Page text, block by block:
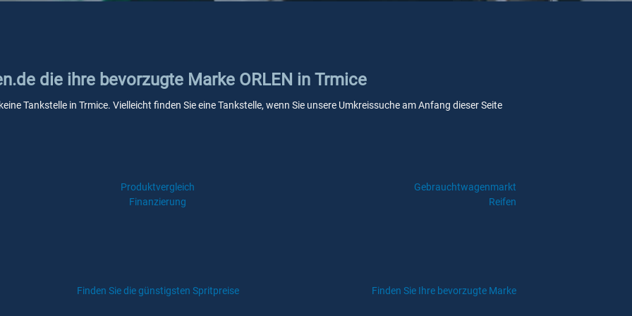
die ihre bevorzugte Marke ORLEN in Trmice
Tankstelle in Trmice. Vielleicht finden Sie eine Tankstelle, wenn Sie unsere Umkreissuche am Anfang dieser Seite
Produktvergleich
Gebrauchtwagenmarkt
Finanzierung
Reifen
Finden Sie die günstigsten Spritpreise Finden Sie Ihre bevorzugte Marke